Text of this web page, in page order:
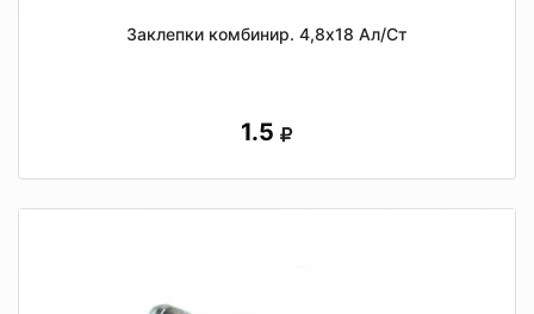
Заклепки комбинир. 4,8х18 Ал/Ст
1.5